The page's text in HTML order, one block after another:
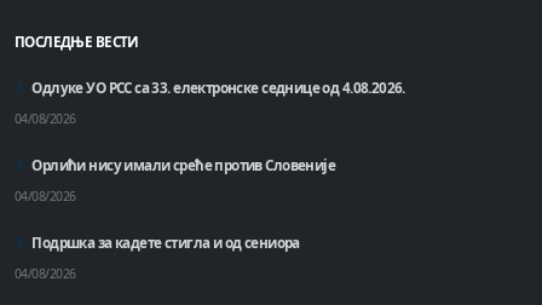
ПОСЛЕДЊЕ ВЕСТИ
Одлуке УО РСС са 33. електронске седнице од 4.08.2026.
04/08/2026
Орлићи нису имали среће против Словеније
04/08/2026
Подршка за кадете стигла и од сениора
04/08/2026